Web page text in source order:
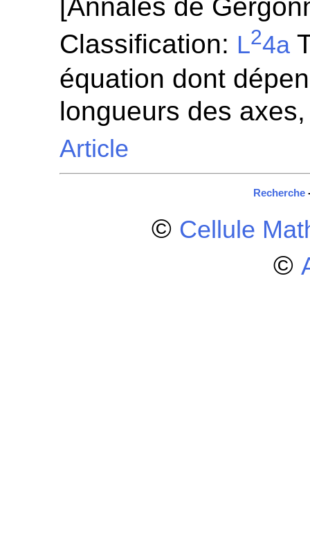
[Annales de
Classification: L24a
équation dont
longueurs des
Article
Recherche
© Cellule
©